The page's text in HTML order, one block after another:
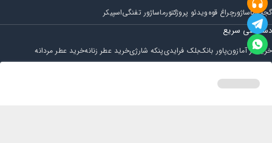
گجتماساژورچراغ قوهویدئو پروژکتورماساژور تفنگیاسپیکر
دسترسی سریع
خرید از آمازونپاور بانکبلک فرایدیپنکه شارژیخرید عطر زنانهخرید عطر مردانه
مجله ایران باباحساب کاربری